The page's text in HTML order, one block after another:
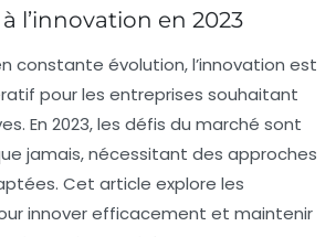
l’innovation en 2023
constante évolution, l’innovation est
pour les entreprises souhaitant
En 2023, les défis du marché sont
jamais, nécessitant des approches
Cet article explore les
innover efficacement et maintenir